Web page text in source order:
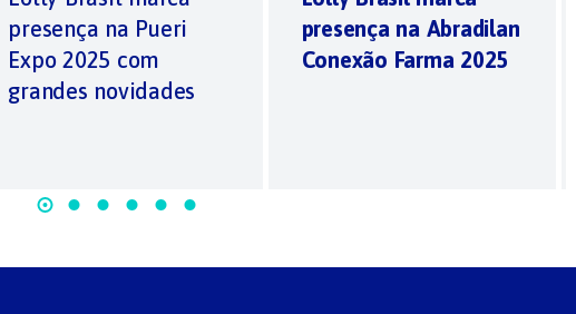
presença na Pueri
Expo 2025 com
grandes novidades
presença na Abradilan
Conexão Farma 2025